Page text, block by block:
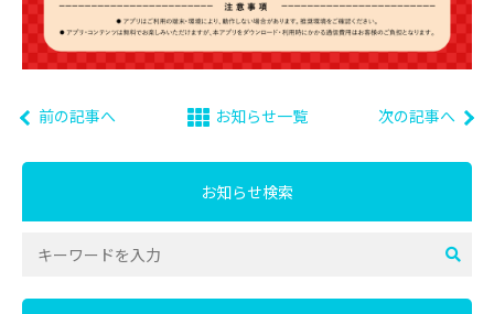
前の記事へ お知らせ一覧 次の記事へ
お知らせ検索